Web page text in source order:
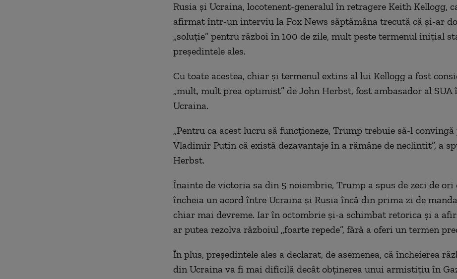
Rusia și Ucraina, locotenent-generalul în retragere Keith Kellogg,
afirmat într-un interviu la Fox News săptămâna trecută că și-ar
„soluție” pentru război în 100 de zile, mult peste termenul inițial
președintele ales.
Cu toate acestea, chiar și termenul extins al lui Kellogg a fost
„mult, mult prea optimist” de John Herbst, fost ambasador al SUA
Ucraina.
„Pentru ca acest lucru să funcționeze, Trump trebuie să-l convingă
Vladimir Putin că există dezavantaje în a rămâne de neclintit”, a
Herbst.
Înainte de victoria sa din 5 noiembrie, Trump a spus de zeci de ori
încheia un acord între Ucraina și Rusia încă din prima zi de
chiar mai devreme. Iar în octombrie și-a schimbat retorica și a
ar putea rezolva războiul „foarte repede”, fără a oferi un termen
În plus, președintele ales a declarat, de asemenea, că încheierea
din Ucraina va fi mai dificilă decât obținerea unui armistițiu în